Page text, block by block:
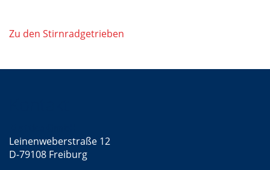
Zu den Stirnradgetrieben
Leinenweberstraße 12
D-79108 Freiburg